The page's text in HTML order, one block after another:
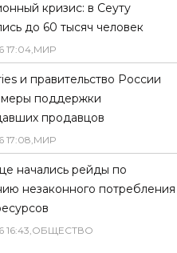
кризис: в Сеуту
до 60 тысяч человек
17:04,МИР
и правительство России
меры поддержки
продавцов
17:08,МИР
начались рейды по
незаконного потребления
16:43,ОБЩЕСТВО